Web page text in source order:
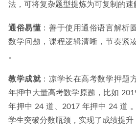
法，可将复杂题型提炼为可复制的速
通俗易懂 ：善于使用通俗语言解析
数学问题，课程逻辑清晰，节奏紧
。
教学成就：凉学长在高考数学押题
年押中大量高考数学原题，比如
年押中 24 道、2017 年押中 24 道
学生突破分数瓶颈，实现了成绩提升